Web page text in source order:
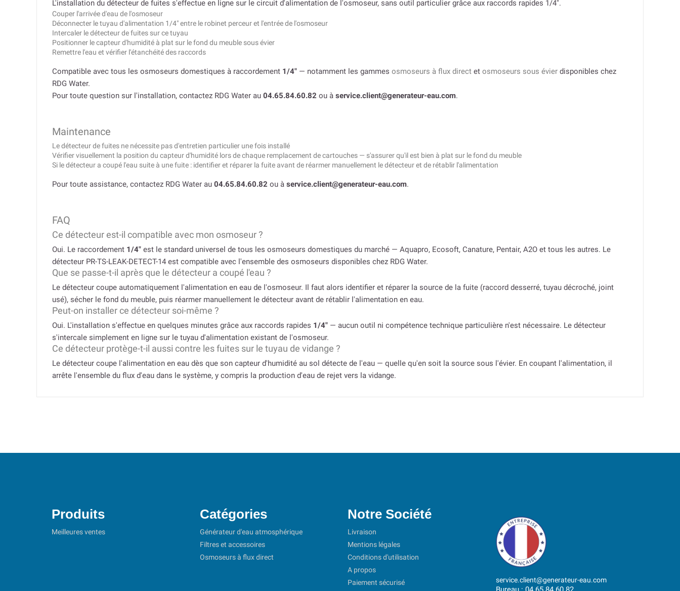
L'installation du détecteur de fuites s'effectue en ligne sur le circuit d'alimentation de l'osmoseur, sans outil particulier grâce aux raccords rapides 1/4″.
Couper l'arrivée d'eau de l'osmoseur
Déconnecter le tuyau d'alimentation 1/4″ entre le robinet perceur et l'entrée de l'osmoseur
Intercaler le détecteur de fuites sur ce tuyau
Positionner le capteur d'humidité à plat sur le fond du meuble sous évier
Remettre l'eau et vérifier l'étanchéité des raccords
Compatible avec tous les osmoseurs domestiques à raccordement 1/4″ — notamment les gammes osmoseurs à flux direct et osmoseurs sous évier disponibles chez
RDG Water.
Pour toute question sur l'installation, contactez RDG Water au 04.65.84.60.82 ou à service.client@generateur-eau.com.
Maintenance
Le détecteur de fuites ne nécessite pas d'entretien particulier une fois installé
Vérifier visuellement la position du capteur d'humidité lors de chaque remplacement de cartouches — s'assurer qu'il est bien à plat sur le fond du meuble
Si le détecteur a coupé l'eau suite à une fuite : identifier et réparer la fuite avant de réarmer manuellement le détecteur et de rétablir l'alimentation
Pour toute assistance, contactez RDG Water au 04.65.84.60.82 ou à service.client@generateur-eau.com.
FAQ
Ce détecteur est-il compatible avec mon osmoseur ?
Oui. Le raccordement 1/4″ est le standard universel de tous les osmoseurs domestiques du marché — Aquapro, Ecosoft, Canature, Pentair, A2O et tous les autres. Le
détecteur PR-TS-LEAK-DETECT-14 est compatible avec l'ensemble des osmoseurs disponibles chez RDG Water.
Que se passe-t-il après que le détecteur a coupé l'eau ?
Le détecteur coupe automatiquement l'alimentation en eau de l'osmoseur. Il faut alors identifier et réparer la source de la fuite (raccord desserré, tuyau décroché, joint
usé), sécher le fond du meuble, puis réarmer manuellement le détecteur avant de rétablir l'alimentation en eau.
Peut-on installer ce détecteur soi-même ?
Oui. L'installation s'effectue en quelques minutes grâce aux raccords rapides 1/4″ — aucun outil ni compétence technique particulière n'est nécessaire. Le détecteur
s'intercale simplement en ligne sur le tuyau d'alimentation existant de l'osmoseur.
Ce détecteur protège-t-il aussi contre les fuites sur le tuyau de vidange ?
Le détecteur coupe l'alimentation en eau dès que son capteur d'humidité au sol détecte de l'eau — quelle qu'en soit la source sous l'évier. En coupant l'alimentation, il
arrête l'ensemble du flux d'eau dans le système, y compris la production d'eau de rejet vers la vidange.
Produits
Meilleures ventes
Catégories
Générateur d'eau atmosphérique
Filtres et accessoires
Osmoseurs à flux direct
Notre Société
Livraison
Mentions légales
Conditions d'utilisation
A propos
Paiement sécurisé
service.client@generateur-eau.com